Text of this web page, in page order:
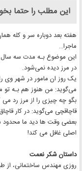
این مطلب را حتما
هفته بعد دوباره سر و کله
ماجرا…
این موضوع بـه مدت سه سال
در مرز دیده نمی‌شود.
یک روز ان مامور در شهر وی
می‌گوید: من هنوز هم بـه تو
بگو چه چیزی را از مرز رد می
قاچاقچی می‌گوید: در کار
بعضی وقت ها دید ما محدود
اصلی غافل می کند!
داستان شکر نعمت
روزی مهندس ساختمانی، از